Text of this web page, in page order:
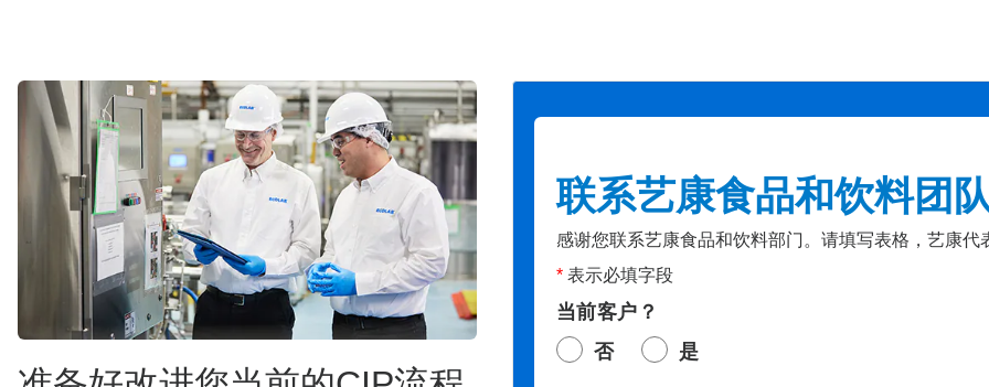
联系艺康食品和饮料团
感谢您联系艺康食品和饮料部门。请填写表格，艺康代
*表示必填字段
当前客户？
否
是